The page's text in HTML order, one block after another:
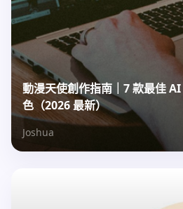
動漫天使創作指南｜7 款最佳
色（2026 最新）
Joshua